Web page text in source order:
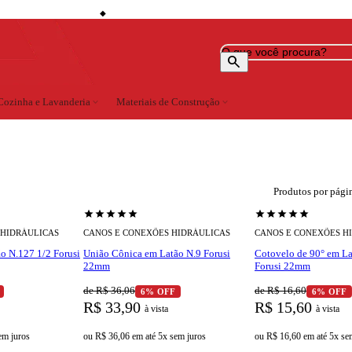
storefront
search
e Lavanderia expand_more Materiais de Construção expand_more
Produtos por
N.127 1/2 Forusi
juros
starstarstarstarstar
CANOS E CONEXÕES HIDRÁULICAS
União Cônica em Latão N.9 Forusi
22mm
de R$ 36,06 6% OFF
R$ 33,90 à vista
ou R$ 36,06 em até 5x sem juros
starstarstarstarstar
CANOS E CONEXÕES
Cotovelo de 90° em
Forusi 22mm
de R$ 16,60 6% OFF
R$ 15,60 à vista
ou R$ 16,60 em até 5x